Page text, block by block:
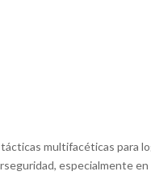
multifacéticas para
especialmente